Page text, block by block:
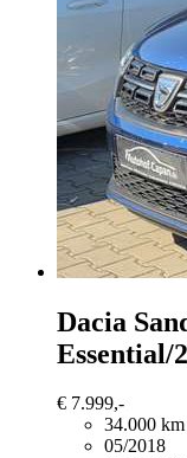
Dacia
€ 7.999,-
34.000 km
05/2018